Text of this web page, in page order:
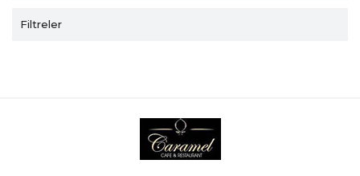
Filtreler